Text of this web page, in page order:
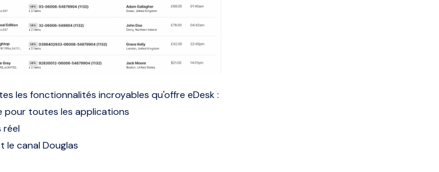
les fonctionnalités incroyables qu'offre eDesk :
pour toutes les applications
réel
le canal Douglas